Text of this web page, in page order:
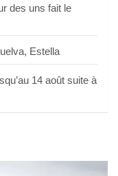
des uns fait le
Estella
14 août suite à